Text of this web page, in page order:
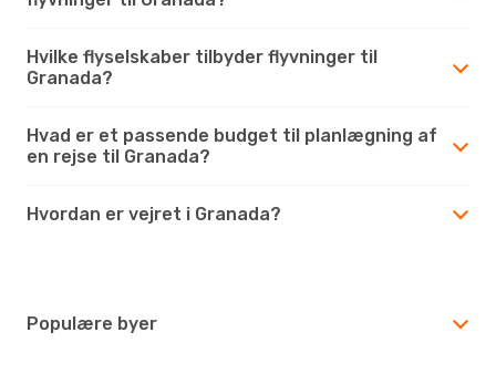
Hvilke flyselskaber tilbyder flyvninger til
Granada?
Hvad er et passende budget til planlægning af
en rejse til Granada?
Hvordan er vejret i Granada?
Populære byer